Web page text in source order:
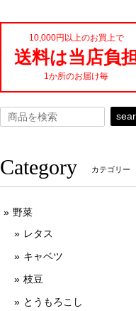
10,000円以上のお買上で
送料は当店負
1か所のお届け毎
Category カテゴリー
野菜
レタス
キャベツ
枝豆
とうもろこし